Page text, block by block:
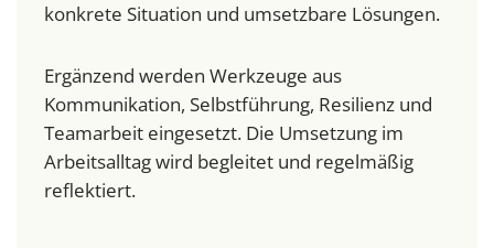
konkrete Situation und umsetzbare Lösungen.
Ergänzend werden Werkzeuge aus
Kommunikation, Selbstführung, Resilienz und
Teamarbeit eingesetzt. Die Umsetzung im
Arbeitsalltag wird begleitet und regelmäßig
reflektiert.